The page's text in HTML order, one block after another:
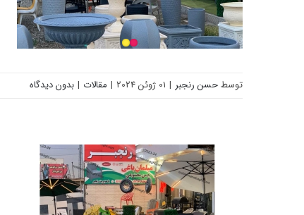
توسطحسن رنجبر | 01 ژوئن 2024 | مقالات | بدون دیدگاه